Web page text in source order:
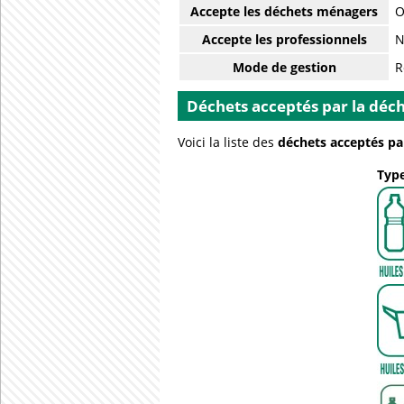
Accepte les déchets ménagers
Accepte les professionnels
Mode de gestion
Déchets acceptés par la
Voici la liste des déchets acceptés